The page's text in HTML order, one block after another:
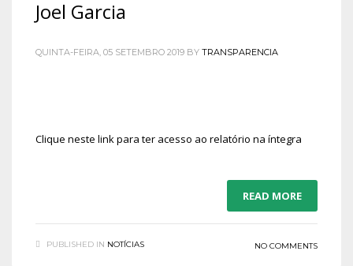
Joel Garcia
QUINTA-FEIRA, 05 SETEMBRO 2019 BY TRANSPARENCIA
Clique neste link para ter acesso ao relatório na íntegra
READ MORE
PUBLISHED IN NOTÍCIAS NO COMMENTS